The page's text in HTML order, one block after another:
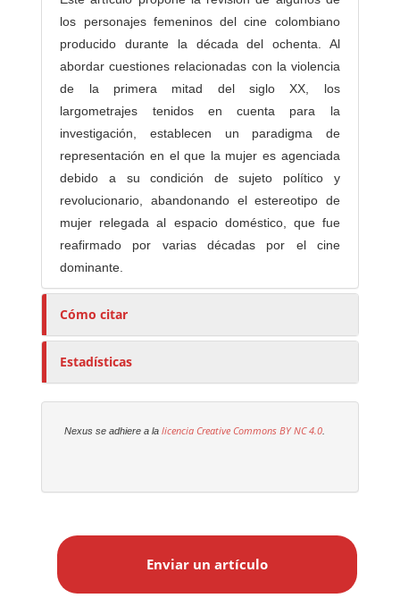
los personajes femeninos del cine colombiano
producido durante la década del ochenta. Al
abordar cuestiones relacionadas con la violencia
de la primera mitad del siglo XX, los
largometrajes tenidos en cuenta para la
investigación, establecen un paradigma de
representación en el que la mujer es agenciada
debido a su condición de sujeto político y
revolucionario, abandonando el estereotipo de
mujer relegada al espacio doméstico, que fue
reafirmado por varias décadas por el cine
dominante.
Cómo citar
Estadísticas
Nexus se adhiere a lalicencia Creative CommonsBY NC 4.0
Enviar un artículo